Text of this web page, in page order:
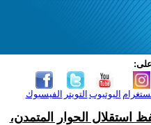
على:
الفيسبوك التويتر اليوتيوب
استقلال الحوار المتمدن،